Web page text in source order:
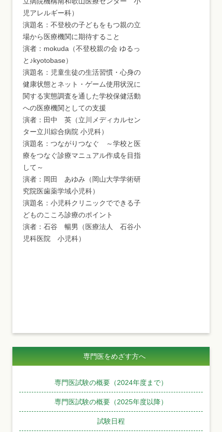
児アレルギー科）
演題名：不登校の子どもをもつ親の立
場から医療機関に期待すること
演者：mokuda（不登校親の会 ゆるっ
と♪kyotobase）
演題名：児童生徒の生活習慣・心身の
健康状態とネット・ゲーム使用状況に
関する実態調査を通した学校保健活動
への医療機関としての支援
演者：田中 英（立川メディカルセン
ター立川綜合病院 小児科）
演題名：つながりつなぐ ～学校と医
療をつなぐ診療マニュアル作成を目指
して～
演者：岡田 あゆみ（岡山大学学術研
究院医歯薬学域小児科）
演題名：小児科クリニックでできる子
どものこころ診療のポイント
演者：石谷 暢男（医療法人 石谷小
児科医院 小児科）
専門医をめざす方へ
専門医試験の概要（2024年度まで）
専門医試験の概要（2025年度以降）
試験日程